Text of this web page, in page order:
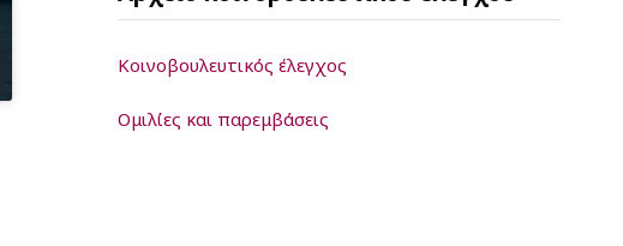
Κοινοβουλευτικός έλεγχος
Ομιλίες και παρεμβάσεις